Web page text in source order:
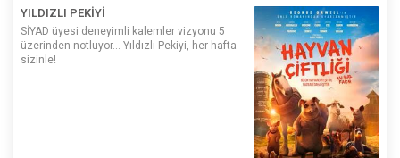
YILDIZLI PEKİYİ
SİYAD üyesi deneyimli kalemler vizyonu 5
üzerinden notluyor... Yıldızlı Pekiyi, her hafta
sizinle!